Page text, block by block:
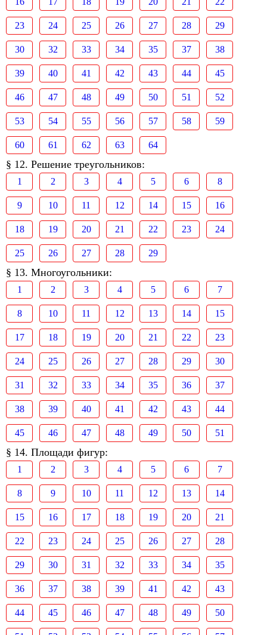
23 24 25 26 27 28 29
30 32 33 34 35 37 38
39 40 41 42 43 44 45
46 47 48 49 50 51 52
53 54 55 56 57 58 59
60 61 62 63 64
§ 12. Решение треугольников:
1 2 3 4 5 6 8
9 10 11 12 14 15 16
18 19 20 21 22 23 24
25 26 27 28 29
§ 13. Многоугольники:
1 2 3 4 5 6 7
8 10 11 12 13 14 15
17 18 19 20 21 22 23
24 25 26 27 28 29 30
31 32 33 34 35 36 37
38 39 40 41 42 43 44
45 46 47 48 49 50 51
§ 14. Площади фигур:
1 2 3 4 5 6 7
8 9 10 11 12 13 14
15 16 17 18 19 20 21
22 23 24 25 26 27 28
29 30 31 32 33 34 35
36 37 38 39 41 42 43
44 45 46 47 48 49 50